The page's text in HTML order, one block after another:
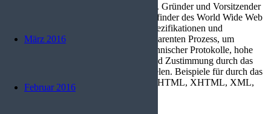
März 2016
Februar 2016
Das W3C ist eine Mitgliedsorganisation. Gründer und Vorsitzender
ist Tim Berners-Lee, der auch als der Erfinder des World Wide Web
gilt. Das W3C entwickelt technische Spezifikationen und
Richtlinien in einem ausgereiften, transparenten Prozess, um
maximalen Konsens über den Inhalt technischer Protokolle, hohe
technische und redaktionelle Qualität und Zustimmung durch das
W3C und seine Anhängerschaft zu erzielen. Beispiele für durch das
W3C standardisierte Technologien sind HTML, XHTML, XML,
RDF, OWL, CSS, SVG und WCAG.